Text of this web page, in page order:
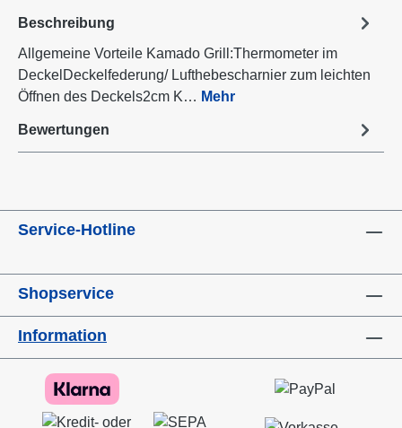
Beschreibung
Allgemeine Vorteile Kamado Grill:Thermometer im
DeckelDeckelfederung/ Lufthebescharnier zum leichten
Öffnen des Deckels2cm K… Mehr
Bewertungen
Service-Hotline
Shopservice
Information